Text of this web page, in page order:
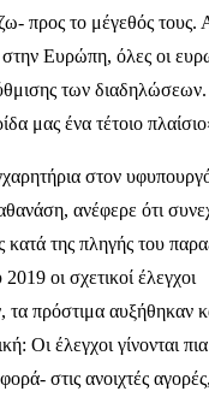
προς το μέγεθός τους.
Ευρώπη, όλες οι
των
μας ένα τέτοιο
στον
ανέφερε ότι
κατά της πληγής του
οι σχετικοί έλεγχοι
τα πρόστιμα αυξήθηκαν
Οι έλεγχοι γίνονται
στις ανοιχτές